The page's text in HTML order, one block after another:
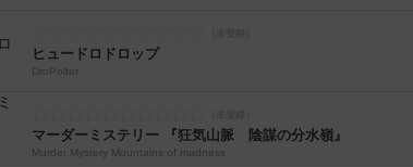
ヒュードロドロップ
DroPolter
マーダーミステリー 『狂気山脈 陰謀の分水嶺』
Murder Mystery Mountains of madness